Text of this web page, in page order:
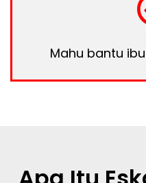
Mahu bantu